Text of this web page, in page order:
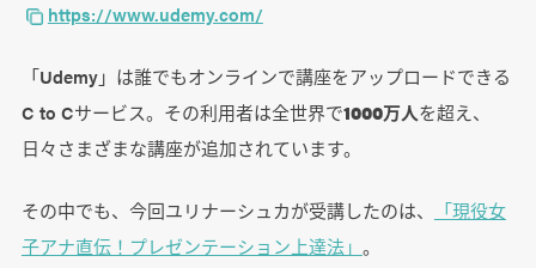
https://www.udemy.com/
「Udemy」は誰でもオンラインで講座をアップロードできる
C to Cサービス。その利用者は全世界で1000万人を超え、
日々さまざまな講座が追加されています。
その中でも、今回ユリナーシュカが受講したのは、
「現役女
子アナ直伝！プレゼンテーション上達法」 。